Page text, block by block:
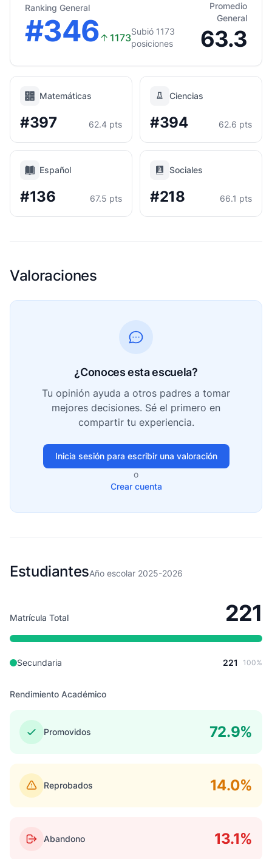
Ranking General
#346↑ 1173
Subió 1173
posiciones
Promedio
General
63.3
Matemáticas
#397 62.4 pts
Ciencias
#394 62.6 pts
Español
#136 67.5 pts
Sociales
#218 66.1 pts
Valoraciones
¿Conoces esta escuela?
Tu opinión ayuda a otros padres a tomar
mejores decisiones. Sé el primero en
compartir tu experiencia.
Inicia sesión para escribir una valoración
o
Crear cuenta
EstudiantesAño escolar 2025-2026
Matrícula Total 221
Secundaria 221 100%
Rendimiento Académico
Promovidos 72.9%
Reprobados 14.0%
Abandono 13.1%